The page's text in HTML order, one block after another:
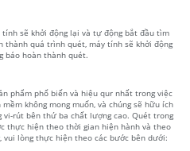
tính sẽ khởi động lại và tự động bắt đầu tìm
thành quá trình quét, máy tính sẽ khởi động
báo hoàn thành quét.
phẩm phổ biến và hiệu qur nhất trong việc
không mong muốn, và chúng sẽ hữu ích
vi-rút bên thứ ba chất lượng cao. Quét trong
thực hiện theo thời gian hiện hành và theo
lòng thực hiện theo các bước bên dưới: